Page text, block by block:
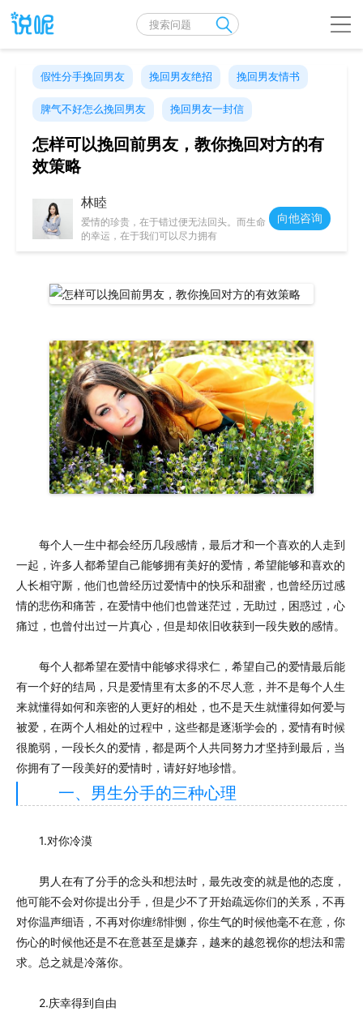
假性分手挽回男友 挽回男友绝招 挽回男友情书
脾气不好怎么挽回男友 挽回男友一封信
怎样可以挽回前男友，教你挽回对方的有
效策略
林睦
爱情的珍贵，在于错过便无法回头。而生命
的幸运，在于我们可以尽力拥有
向他咨询
每个人一生中都会经历几段感情，最后才和一个喜欢的人走到
一起，许多人都希望自己能够拥有美好的爱情，希望能够和喜欢的
人长相守厮，他们也曾经历过爱情中的快乐和甜蜜，也曾经历过感
情的悲伤和痛苦，在爱情中他们也曾迷茫过，无助过，困惑过，心
痛过，也曾付出过一片真心，但是却依旧收获到一段失败的感情。
每个人都希望在爱情中能够求得求仁，希望自己的爱情最后能
有一个好的结局，只是爱情里有太多的不尽人意，并不是每个人生
来就懂得如何和亲密的人更好的相处，也不是天生就懂得如何爱与
被爱，在两个人相处的过程中，这些都是逐渐学会的，爱情有时候
很脆弱，一段长久的爱情，都是两个人共同努力才坚持到最后，当
你拥有了一段美好的爱情时，请好好地珍惜。
一、男生分手的三种心理
1.对你冷漠
男人在有了分手的念头和想法时，最先改变的就是他的态度，
他可能不会对你提出分手，但是少不了开始疏远你们的关系，不再
对你温声细语，不再对你缠绵悱恻，你生气的时候他毫不在意，你
伤心的时候他还是不在意甚至是嫌弃，越来的越忽视你的想法和需
求。总之就是冷落你。
2.庆幸得到自由